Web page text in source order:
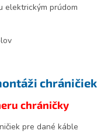
elektrickým prúdom
chráničiek
chráničky
pre dané káble